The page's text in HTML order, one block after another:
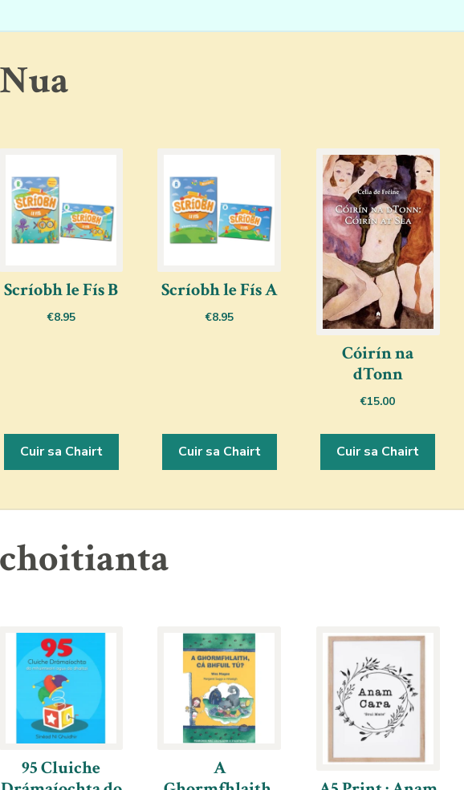
Scríobh le Fís B
€8.95
Cuir sa Chairt
Scríobh le Fís A
€8.95
Cuir sa Chairt
Cóirín na
dTonn
€15.00
Cuir sa Chairt
95 Cluiche
A